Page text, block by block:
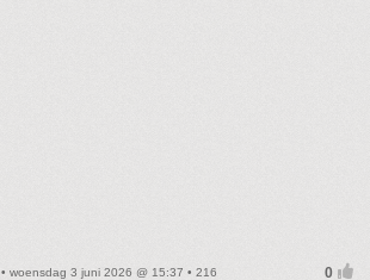
• woensdag 3 juni 2026 @ 15:37 • 216